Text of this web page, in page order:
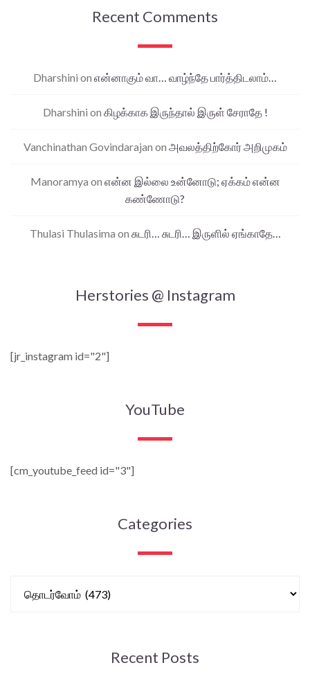
Recent Comments
Dharshini on என்னாகும் வா… வாழ்ந்தே பார்த்திடலாம்…
Dharshini on கிழக்காக இருந்தால் இருள் சேராதே !
Vanchinathan Govindarajan on அவலத்திற்கோர் அறிமுகம்
Manoramya on என்ன இல்லை உன்னோடு; ஏக்கம் என்ன
கண்ணோடு?
Thulasi Thulasima on சுடரி… சுடரி… இருளில் ஏங்காதே…
Herstories @ Instagram
[jr_instagram id="2"]
YouTube
[cm_youtube_feed id="3"]
Categories
Recent Posts